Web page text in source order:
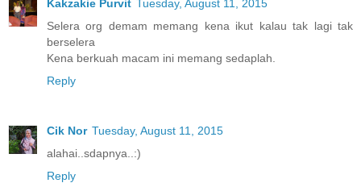
Kakzakie Purvit
Tuesday, August 11, 2015
Selera org demam memang kena ikut kalau tak lagi tak
berselera
Kena berkuah macam ini memang sedaplah.
Reply
Cik Nor Tuesday, August 11, 2015
alahai..sdapnya..:)
Reply